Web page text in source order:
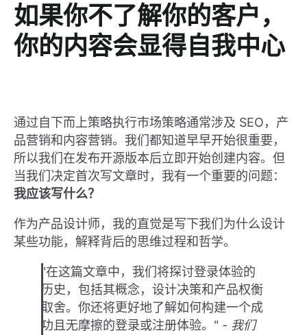
如果你不了解你的客户，
你的内容会显得自我中心
通过自下而上策略执行市场策略通常涉及 SEO，产
品营销和内容营销。我们都知道早早开始很重要，
所以我们在发布开源版本后立即开始创建内容。但
当我们决定首次写文章时，我有一个重要的问题：
我应该写什么？
作为产品设计师，我的直觉是写下我们为什么设计
某些功能，解释背后的思维过程和哲学。
"在这篇文章中，我们将探讨登录体验的
历史，包括其概念，设计决策和产品权衡
取舍。你还将更好地了解如何构建一个成
功且无摩擦的登录或注册体验。" - 我们